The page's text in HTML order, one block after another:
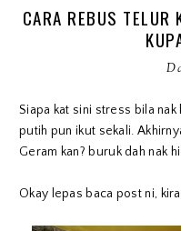
CARA REBUS TELUR
Siapa kat sini stress bila
putih pun ikut sekali.
Geram kan? buruk dah nak
Okay lepas baca post ni,